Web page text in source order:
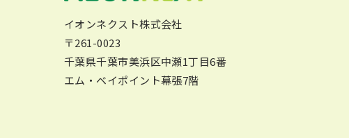
イオンネクスト株式会社
〒261-0023
千葉県千葉市美浜区中瀬1丁目6番
エム・ベイポイント幕張7階